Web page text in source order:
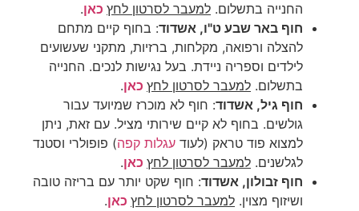
החנייה בתשלום. למעבר לסרטון לחץ כאן.
חוף באר שבע ט"ו, אשדוד: בחוף קיים מתחם
להצלה ורפואה, מקלחות, ברזיות, מתקני שעשועים
לילדים וספריה ניידת. בעל נגישות לנכים. החנייה
בתשלום. למעבר לסרטון לחץ כאן.
חוף גיל, אשדוד: חוף לא מוכרז שמיועד עבור
גולשים. בחוף לא קיים שירותי מציל. עם זאת, ניתן
למצוא פוד טראק (לעוד עגלות קפה) פופולרי וסטנד
לגלשנים. למעבר לסרטון לחץ כאן.
חוף זבולון, אשדוד: חוף שקט יותר עם בריזה טובה
ושיזוף מצוין. למעבר לסרטון לחץ כאן.